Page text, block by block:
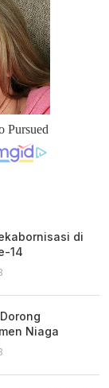
di
14
Niaga